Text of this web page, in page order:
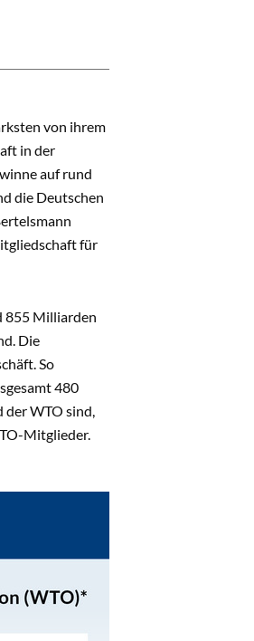
von ihrem
in der
auf rund
die Deutschen
für
855 Milliarden
Die
So
480
der WTO sind,
Mitglieder.